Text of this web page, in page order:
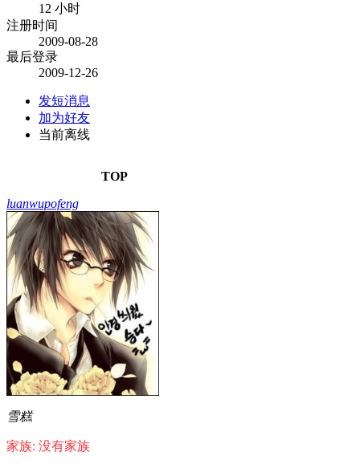
12 小时
注册时间
2009-08-28
最后登录
2009-12-26
发短消息
加为好友
当前离线
TOP
luanwupofeng
雪糕
家族: 没有家族